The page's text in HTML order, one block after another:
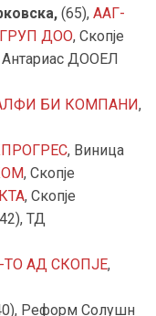
(65), ААГ-
ДОО, Скопје
Антариас ДООЕЛ
БИ КОМПАНИ,
, Виница
, Скопје
, Скопје
ТД
ТО АД СКОПЈЕ,
Реформ Солушн